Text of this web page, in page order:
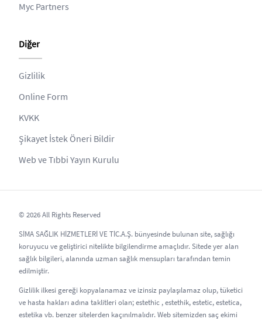
Myc Partners
Diğer
Gizlilik
Online Form
KVKK
Şikayet İstek Öneri Bildir
Web ve Tıbbi Yayın Kurulu
© 2026 All Rights Reserved
SİMA SAĞLIK HİZMETLERİ VE TİC.A.Ş. bünyesinde bulunan site, sağlığı
koruyucu ve geliştirici nitelikte bilgilendirme amaçlıdır. Sitede yer alan
sağlık bilgileri, alanında uzman sağlık mensupları tarafından temin
edilmiştir.
Gizlilik ilkesi gereği kopyalanamaz ve izinsiz paylaşılamaz olup, tüketici
ve hasta hakları adına taklitleri olan; estethic , estethik, estetic, estetica,
estetika vb. benzer sitelerden kaçınılmalıdır. Web sitemizden saç ekimi